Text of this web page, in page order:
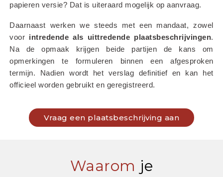
papieren versie? Dat is uiteraard mogelijk op aanvraag.
Daarnaast werken we steeds met een mandaat, zowel
voor intredende als uittredende plaatsbeschrijvingen.
Na de opmaak krijgen beide partijen de kans om
opmerkingen te formuleren binnen een afgesproken
termijn. Nadien wordt het verslag definitief en kan het
officieel worden gebruikt en geregistreerd.
Vraag een plaatsbeschrijving aan
Waarom je